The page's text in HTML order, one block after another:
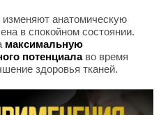
изменяют анатомическую
в спокойном состоянии.
максимальную
потенциалаво время
здоровья тканей.